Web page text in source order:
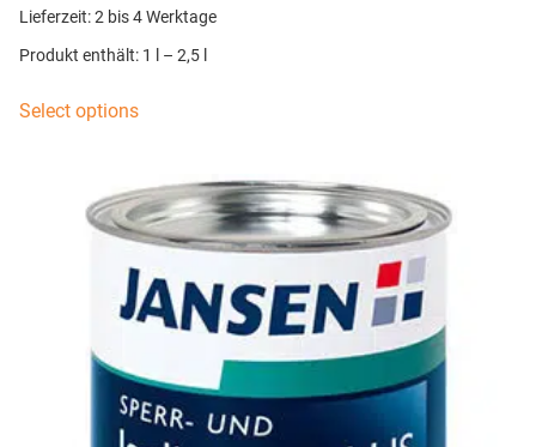
Lieferzeit:2 bis 4 Werktage
Produkt enthält: 1
– 2,5
Select options